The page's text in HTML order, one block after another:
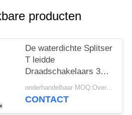
producten
De waterdichte Splitser
T leidde
Draadschakelaars 3
Manier Gevormde
Schakelaar
onderhandelbaar MOQ:Overeen te komen
CONTACT